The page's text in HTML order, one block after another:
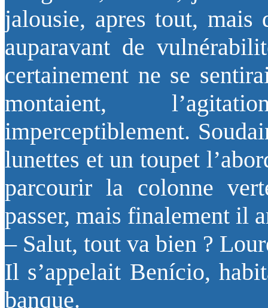
jalousie, apres tout, mais
auparavant de
certainement ne se
montaient,
imperceptiblement.
lunettes et un toupet
parcourir la colonne
passer, mais finalement il
– Salut, tout va bien ?
Il s’appelait Benício,
banque.